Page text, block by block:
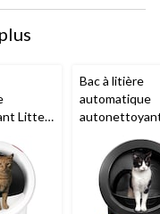
Litter-
Bac à litière
automatique
4, noir